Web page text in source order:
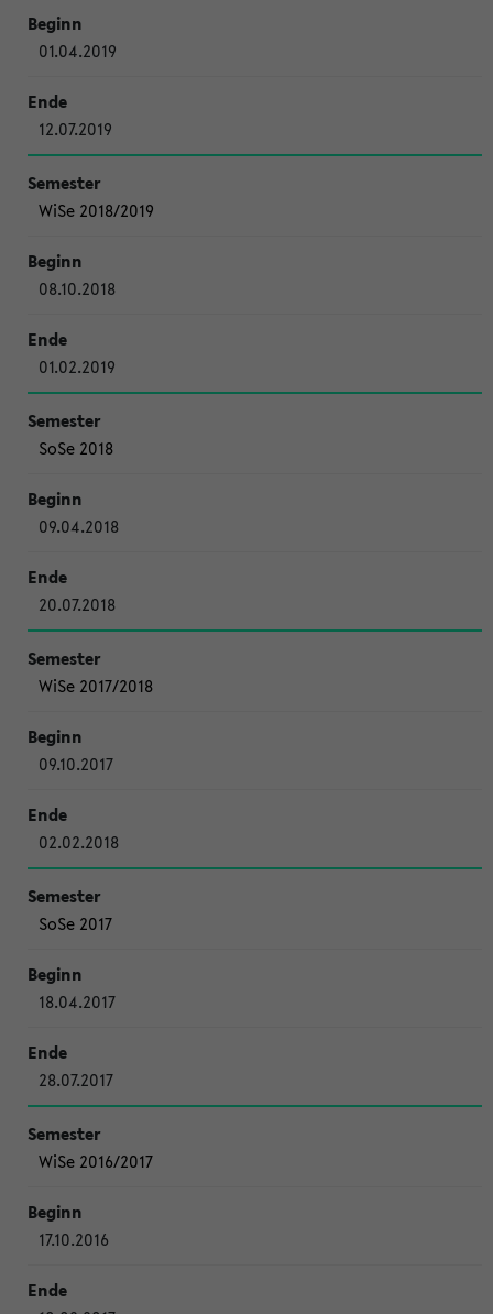
01.04.2019
12.07.2019
WiSe 2018/2019
08.10.2018
01.02.2019
SoSe 2018
09.04.2018
20.07.2018
WiSe 2017/2018
09.10.2017
02.02.2018
SoSe 2017
18.04.2017
28.07.2017
WiSe 2016/2017
17.10.2016